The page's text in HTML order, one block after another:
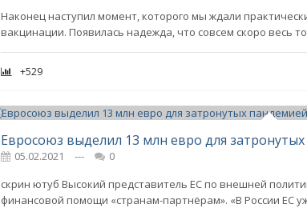
Наконец наступил момент, которого мы ждали
вакцинации. Появилась надежда, что совсем скоро весь
+529
05.02.2021 ---
0
скрин ютуб Высокий представитель ЕС по внешней
финансовой помощи «странам-партнёрам». «В России ЕС